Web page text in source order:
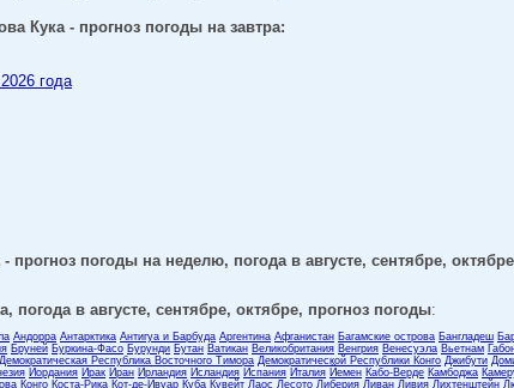
Кука - прогноз погоды на завтра:
года
прогноз погоды на неделю, погода в августе, сентябре, октябре
погода в августе, сентябре, октябре, прогноз погоды:
Андорра Антарктика Антигуа и Барбуда Аргентина Афганистан Багамские острова Бангладеш
Бруней Буркина-Фасо Бурунди Бутан Ватикан Великобритания Венгрия Венесуэла Вьетнам
Демократическая Республика Восточного Тимора Демократической Республики Конго Джибути
Иордания Ирак Иран Ирландия Исландия Испания Италия Йемен Кабо-Верде Камбоджа
Конго Коста-Рика Кот-де-Ивуар Куба Кувейт Лаос Лесото Либерия Ливан Ливия Лихтенштейн